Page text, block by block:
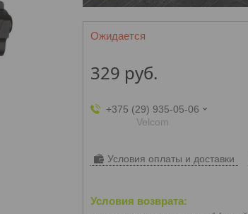
Ожидается
329 руб.
+375 (29) 935-05-06
Velcom
Условия оплаты и доставки